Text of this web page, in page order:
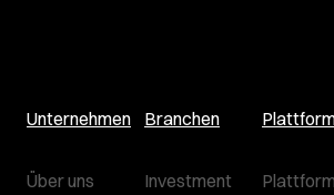
Unternehmen
Über uns
Branchen
Investment